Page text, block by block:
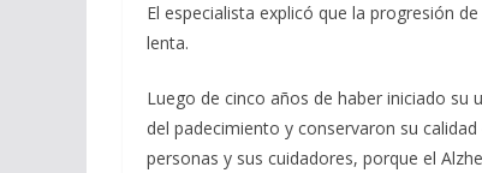
El especialista explicó que la progresión
lenta.
Luego de cinco años de haber iniciado su
del padecimiento y conservaron su
personas y sus cuidadores, porque el